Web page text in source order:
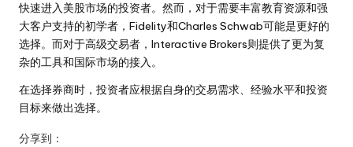
快速进入美股市场的投资者。然而，对于需要丰富教育资源和强
大客户支持的初学者，Fidelity和Charles Schwab可能是更好的
选择。而对于高级交易者，Interactive Brokers则提供了更为复
杂的工具和国际市场的接入。
在选择券商时，投资者应根据自身的交易需求、经验水平和投资
目标来做出选择。
分享到：